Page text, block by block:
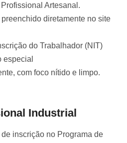
Artesanal.
diretamente no site
do Trabalhador (NIT)
especial
com foco nítido e limpo.
Industrial
inscrição no Programa de